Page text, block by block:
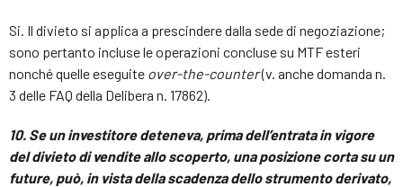
Si. Il divieto si applica a prescindere dalla sede di negoziazione;
sono pertanto incluse le operazioni concluse su MTF esteri
nonché quelle eseguite over-the-counter(v. anche domanda n.
3 delle FAQ della Delibera n. 17862).
10. Se un investitore deteneva, prima dell’entrata in vigore
del divieto di vendite allo scoperto, una posizione corta su un
future, può, in vista della scadenza dello strumento derivato,